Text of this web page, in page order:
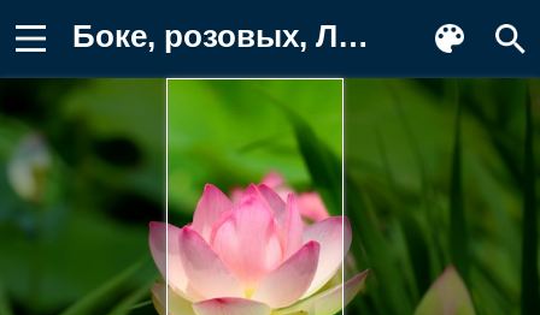
Боке, розовых, Лотос, розовая, Цветы Фон для телефона